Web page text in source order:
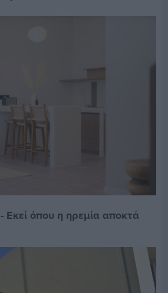
Εκεί όπου η ηρεμία αποκτά